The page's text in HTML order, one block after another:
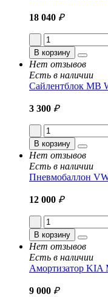
18 040 ₽
В корзину
Нет отзывов
Есть в наличии
Сайлентблок MB
3 300 ₽
В корзину
Нет отзывов
Есть в наличии
Пневмобаллон
12 000 ₽
В корзину
Нет отзывов
Есть в наличии
Амортизатор KIA
9 000 ₽